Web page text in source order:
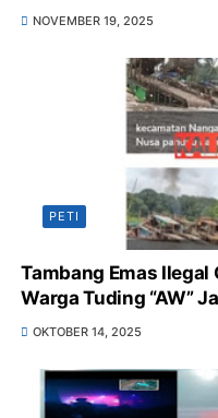
NOVEMBER 19, 2025
PETI
Tambang Emas
Warga Tuding “AW”
OKTOBER 14, 2025